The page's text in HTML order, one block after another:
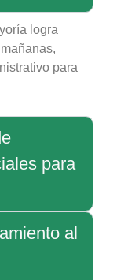
logra
para
para
al